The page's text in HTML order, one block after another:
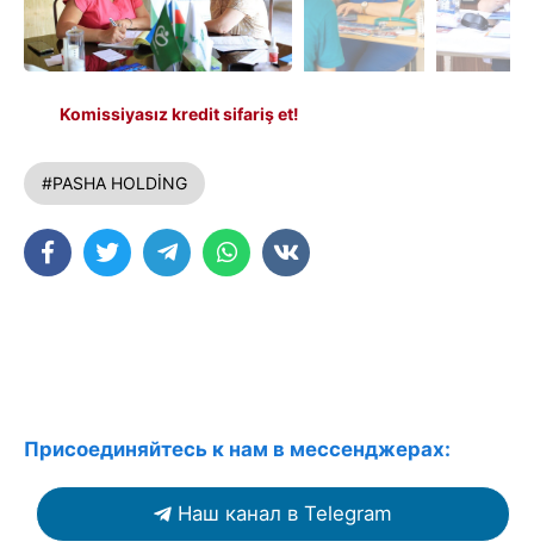
Komissiyasız kredit sifariş et!
#PASHA HOLDİNG
Присоединяйтесь к нам в мессенджерах:
Наш канал в Telegram